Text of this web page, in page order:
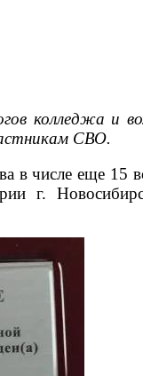
колледжа и
СВО.
в числе еще
г.